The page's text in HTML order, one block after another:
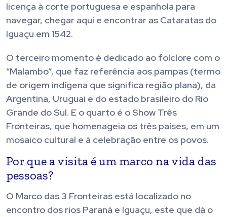
licença à corte portuguesa e espanhola para
navegar, chegar aqui e encontrar as Cataratas do
Iguaçu em 1542.
O terceiro momento é dedicado ao folclore com o
“Malambo”, que faz referência aos pampas (termo
de origem indígena que significa região plana), da
Argentina, Uruguai e do estado brasileiro do Rio
Grande do Sul. E o quarto é o Show Três
Fronteiras, que homenageia os três países, em um
mosaico cultural e à celebração entre os povos.
Por que a visita é um marco na vida das
pessoas?
O Marco das 3 Fronteiras está localizado no
encontro dos rios Paraná e Iguaçu, este que dá o